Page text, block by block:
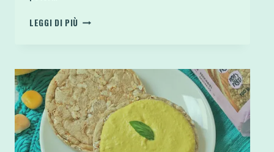
LEGGI DI PIÙ MAIONESE
SODE
E
YOGURT
GRECO
SENZA
OLIO